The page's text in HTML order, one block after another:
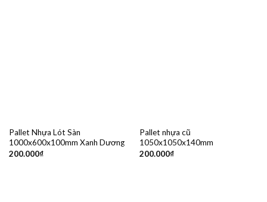
Pallet Nhựa Lót Sàn
1000x600x100mm Xanh Dương
200.000₫
Pallet nhựa cũ
1050x1050x140mm
200.000₫